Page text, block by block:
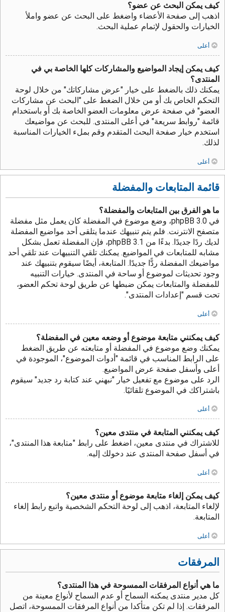
كيف يمكن البحث عن عضو؟
اذهب إلى صفحة الأعضاء واضغط على البحث عن عضو واملأ
الخيارات والحقول لإتمام عملية البحث.
أعلى
كيف يمكن إيجاد المواضيع والمشاركات كلها الخاصة بي في
المنتدى؟
يمكنك ذلك بالضغط على خيار "عرض مشاركاتك" من خلال لوحة
التحكم الخاص بك أو من خلال الضغط على "البحث عن مشاركات
العضو" في صفحة عرض معلومات العضو الخاصة بك أو باستخدام
قائمة "روابط سريعة" في أعلى المنتدى. للبحث عن مواضيعك
استخدم خيار صفحة البحث المتقدم وقم بملء الخيارات المناسبة
لذلك.
أعلى
قائمة المتابعات والمفضلة
ما هو الفرق بين المتابعات والمفضلة؟
في phpBB 3.0، وضع موضوع في المفضلة كان يعمل مثل مفضلة
متصفح الانترنت. فلم يتم تنبيهك عندما يتلقى أحد مواضيع المفضلة
لديك ردًا جديدًا. بدءًا من phpBB 3.1، فإن المفضلة تعمل بشكل
مشابه للمتابعات في المواضيع. يمكنك تلقي التنبيهات عند تلقي أحد
مواضيعك المفضلة ردًّا جديدًا. المتابعة، أيضًا سيقوم بتنبيهك عند
وجود تحديثات لموضوع أو ساحة في المنتدى. خيارات التنبيه
للمفضلة والمتابعات يمكن ضبطها عن طريق لوحة تحكم العضو،
تحت قسم "إعدادات المنتدى".
أعلى
كيف يمكنني متابعة موضوع أو وضعه معين في المفضلة؟
يمكنك وضع موضوع في المفضلة أو متابعته عن طريق الضغط
على الرابط المناسب في قائمة "أدوات الموضوع"، الموجودة في
أعلى وأسفل صفحة عرض المواضيع.
الرد على موضوع مع تفعيل خيار "نبهني عند كتابة رد جديد" سيقوم
باشتراكك في الموضوع تلقائيًا.
أعلى
كيف يمكنني المتابعة في منتدى معين؟
للاشتراك في منتدى معين، اضغط على رابط "متابعة هذا المنتدى"،
في أسفل صفحة المنتدى عند دخولك إليه.
أعلى
كيف يمكن إلغاء متابعة موضوع أو منتدى معين؟
لإلغاء المتابعة، اذهب إلى لوحة التحكم الشخصية واتبع رابط إلغاء
المتابعة.
أعلى
المرفقات
ما هي أنواع المرفقات الممسوحة في هذا المنتدى؟
كل مدير منتدى يمكنه السماح أو عدم السماح لأنواع معينة من
المرفقات. إذا لم تكن متأكدا من أنواع المرفقات الممسوحة، اتصل